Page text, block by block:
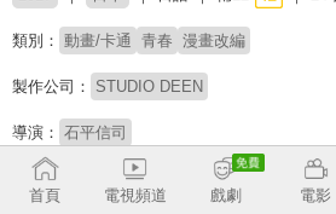
類別： 動畫/卡通 青春 漫畫改編
製作公司： STUDIO DEEN
導演： 石平信司
配音： 皆川純子 前野智昭 松岡禎丞
寺島拓篤
首頁
電視頻道 戲劇 電影